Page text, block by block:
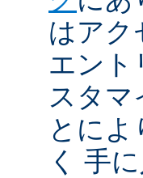
はアク
エント
スタマ
とに
く 手